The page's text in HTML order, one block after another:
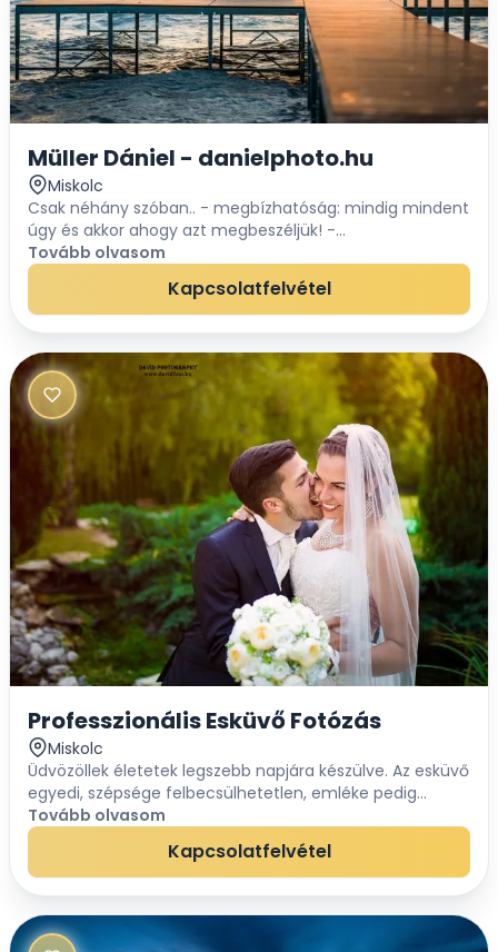
Müller Dániel - danielphoto.hu
Miskolc
Csak néhány szóban.. - megbízhatóság: mindig mindent
úgy és akkor ahogy azt megbeszéljük! -
lelkiismeretesség: mintha a saját esküvőmet
fotóznám! - könnyedén: nincs izgulás, nincs fáradtsá...
Tovább olvasom
Kapcsolatfelvétel
Professzionális Esküvő Fotózás
Miskolc
Üdvözöllek életetek legszebb napjára készülve. Az esküvő
egyedi, szépsége felbecsülhetetlen, emléke pedig
felejthetetlenné válhat egy kreatív Esküvői Fotós
segítségével. Professzionális Esküvő Fot...
Tovább olvasom
Kapcsolatfelvétel